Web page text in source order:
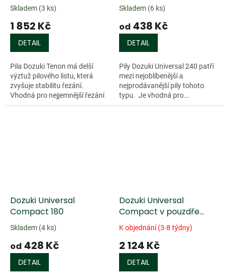
Skladem (3 ks)
1 852 Kč
DETAIL
Pila Dozuki Tenon má delší
výztuž pilového listu, která
zvyšuje stabilitu řezání.
Vhodná pro nejjemnější řezání
zejména napříč vláknům.
Skladem (6 ks)
od 438 Kč
DETAIL
Pily Dozuki Universal 240 patří
mezi nejoblíbenější a
nejprodávanější pily tohoto
typu. Je vhodná pro...
Dozuki Universal
Compact 180
Skladem (4 ks)
od 428 Kč
DETAIL
Dozuki Universal
Compact v pouzdře
(univerzální ozubení)
K objednání (3-8 týdny)
2 124 Kč
DETAIL